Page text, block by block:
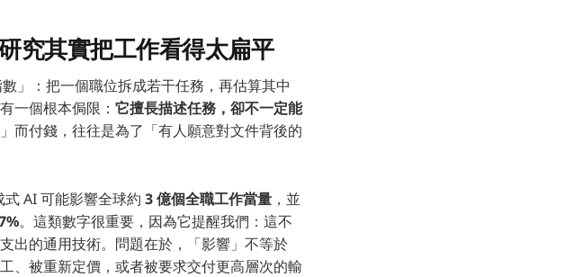
究其實把工作看得太扁平
」：把一個職位拆成若干任務，再估算其中
一個根本侷限： 它擅長描述任務，卻不一定能
而付錢，往往是為了「有人願意對文件背後的
AI 可能影響全球約 3 億個全職工作當量 ，並
。這類數字很重要，因為它提醒我們：這不
出的通用技術。問題在於，「影響」不等於
、被重新定價，或者被要求交付更高層次的輸